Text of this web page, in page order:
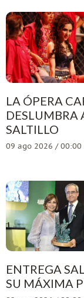
LA ÓPERA
DESLUMBRA
SALTILLO
09 ago 2026 / 00:00
ENTREGA
SU MÁXIMA